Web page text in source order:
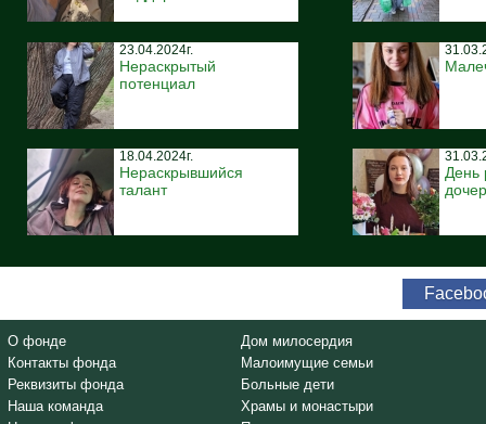
23.04.2024г.
Нераскрытый
потенциал
18.04.2024г.
Нераскрывшийся
талант
День
О фонде
Контакты фонда
Реквизиты фонда
Наша команда
Дом милосердия
Малоимущие семьи
Больные дети
Храмы и монастыри